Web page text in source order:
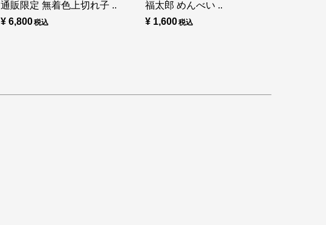
通販限定 無着色上切れ子 ..
¥ 6,800
福太郎 めんべい ..
¥ 1,600